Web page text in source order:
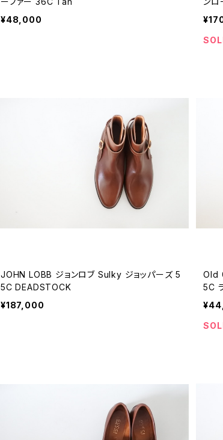
¥48,000
JOHN LOBB ジョンロブ Sulky ジョッパーズ 5
5C DEADSTOCK
¥187,000
Old
5C